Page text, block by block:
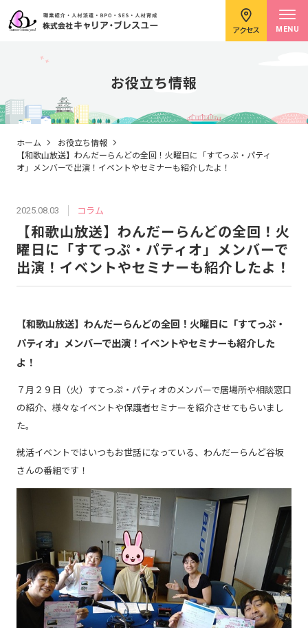
求職者のみなさまへ
キャリアコンサルタント紹介
強み
会社概要
コンプライアンス基本方針
個人情報の取扱について
個人情報保護方針
反社会的勢力排除方針
派遣事業者行動指針
アクセス MENU
お役立ち情報
ホーム
お役立ち情報
【和歌山放送】わんだーらんどの全回！火曜日に「すてっぷ・パティ
オ」メンバーで出演！イベントやセミナーも紹介したよ！
2025.08.03 コラム
【和歌山放送】わんだーらんどの全回！火
曜日に「すてっぷ・パティオ」メンバーで
出演！イベントやセミナーも紹介したよ！
【和歌山放送】わんだーらんどの全回！火曜日に「すてっぷ・
パティオ」メンバーで出演！イベントやセミナーも紹介した
よ！
７月２９日（火）すてっぷ・パティオのメンバーで居場所や相談窓口
の紹介、様々なイベントや保護者セミナーを紹介させてもらいまし
た。
就活イベントではいつもお世話になっている、わんだーらんど谷坂
さんの番組です！